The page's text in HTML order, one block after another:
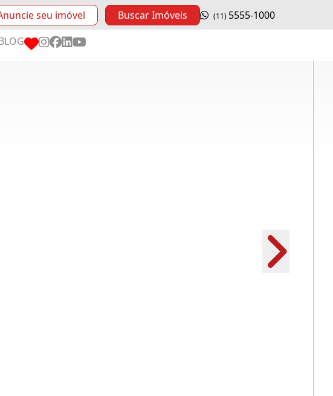
seu imóvel Buscar Imóveis (11) 5555-1000